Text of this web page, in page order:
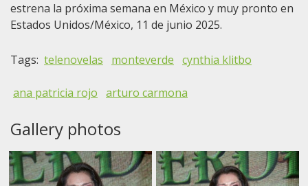
Login
YouTube: PREGÚNTANOS por el Archivo MezcalTV
Aylín Mujica e hijo Mauro
José Eduardo Derbez y novia
Mario Cimarro y esposa
estrena la próxima semana en México y muy pronto en
Estados Unidos/México, 11 de junio 2025.
Tags: telenovelas monteverde cynthia klitbo
ana patricia rojo arturo carmona
Gallery photos